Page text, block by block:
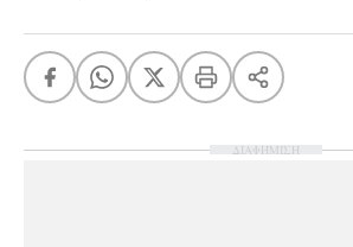
ΔΙΑΦΗΜΙΣΗ